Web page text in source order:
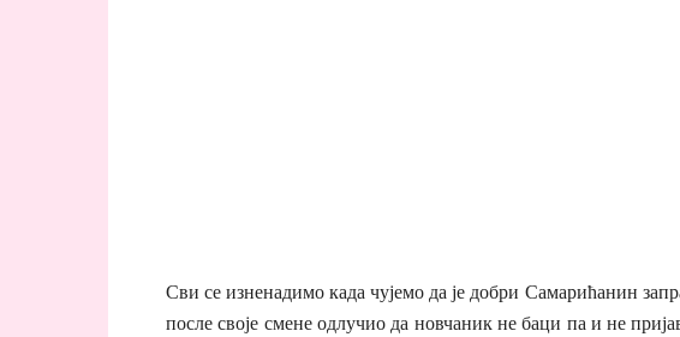
Сви се изненадимо када чујемо да је добри Самарићанин
после своје смене одлучио да новчаник не баци па и не